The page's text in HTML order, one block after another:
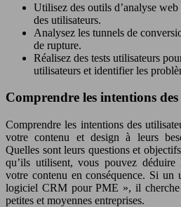
Utilisez des outils d’analyse
des utilisateurs.
Analysez les tunnels de
de rupture.
Réalisez des tests utilisateurs
utilisateurs et identifier les
Comprendre les intentions
Comprendre les intentions des
votre contenu et design à leurs
Quelles sont leurs questions et
qu’ils utilisent, vous pouvez
votre contenu en conséquence. Si un
logiciel CRM pour PME », il
petites et moyennes entreprises.